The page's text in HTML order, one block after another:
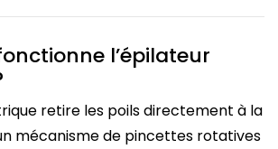
l’épilateur
retire les poils directement à la
mécanisme de pincettes rotatives